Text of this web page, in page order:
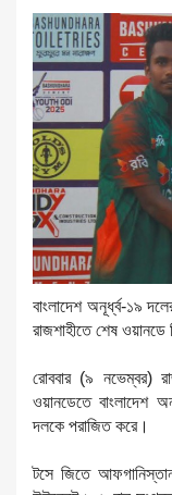
বাংলাদেশ অনূর্ধ্ব-১৯
রাজশাহীতে শেষ ওয়ানডে
রোববার (৯ নভেম্বর)
ওয়ানডেতে বাংলাদেশ
দলকে পরাজিত করে।
টসে জিতে